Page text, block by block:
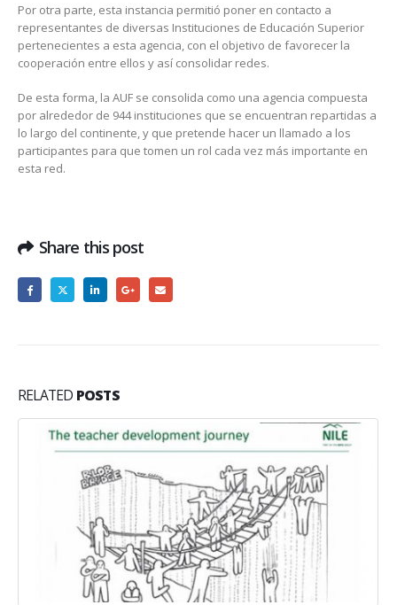
Por otra parte, esta instancia permitió poner en contacto a
representantes de diversas Instituciones de Educación Superior
pertenecientes a esta agencia, con el objetivo de favorecer la
cooperación entre ellos y así consolidar redes.
De esta forma, la AUF se consolida como una agencia compuesta
por alrededor de 944 instituciones que se encuentran repartidas a
lo largo del continente, y que pretende hacer un llamado a los
participantes para que tomen un rol cada vez más importante en
esta red.
Share this post
RELATED POSTS